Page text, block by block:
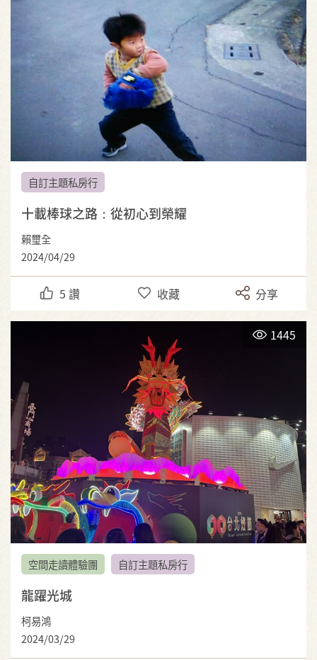
自訂主題私房行
十載棒球之路：從初心到榮耀
賴璽全
2024/04/29
5 讚 收藏 分享
1445
空間走讀體驗團 自訂主題私房行
龍躍光城
柯易鴻
2024/03/29